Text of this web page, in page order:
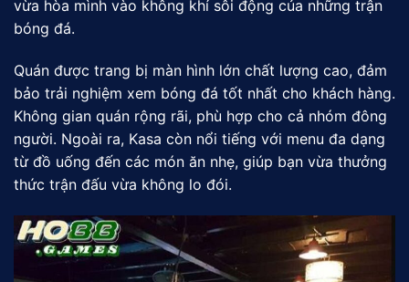
vừa hòa mình vào không khí sôi động của những trận
bóng đá.
Quán được trang bị màn hình lớn chất lượng cao, đảm
bảo trải nghiệm xem bóng đá tốt nhất cho khách hàng.
Không gian quán rộng rãi, phù hợp cho cả nhóm đông
người. Ngoài ra, Kasa còn nổi tiếng với menu đa dạng
từ đồ uống đến các món ăn nhẹ, giúp bạn vừa thưởng
thức trận đấu vừa không lo đói.